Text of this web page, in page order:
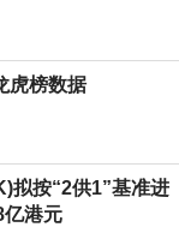
虎榜数据
拟按“2供1”基准进
亿港元